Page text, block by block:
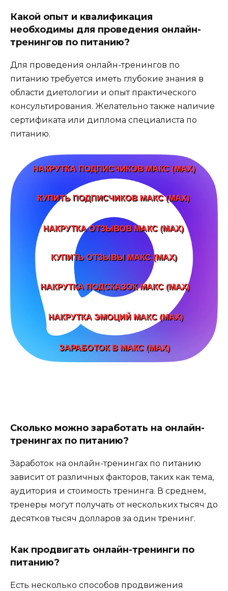
Какой опыт и квалификация
необходимы для проведения онлайн-
тренингов по питанию?
Для проведения онлайн-тренингов по
питанию требуется иметь глубокие знания в
области диетологии и опыт практического
консультирования. Желательно также наличие
сертификата или диплома специалиста по
питанию.
Сколько можно заработать на онлайн-
тренингах по питанию?
Заработок на онлайн-тренингах по питанию
зависит от различных факторов, таких как тема,
аудитория и стоимость тренинга. В среднем,
тренеры могут получать от нескольких тысяч до
десятков тысяч долларов за один тренинг.
Как продвигать онлайн-тренинги по
питанию?
Есть несколько способов продвижения